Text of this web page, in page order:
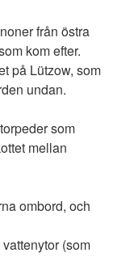
från östra
kom efter.
på Lützow, som
undan.
som
mellan
ombord, och
(som